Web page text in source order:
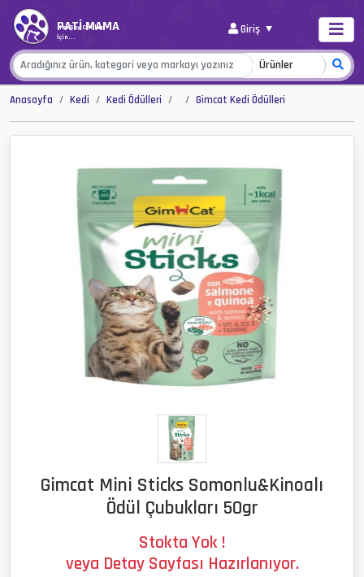
PATİ MAMA
Her Şey Canlar
İçin...
Giriş
Anasayfa Kedi Kedi Ödülleri Gimcat Kedi Ödülleri
Gimcat Mini Sticks Somonlu&Kinoalı
Ödül Çubukları 50gr
Stokta Yok !
veya Detay Sayfası Hazırlanıyor.